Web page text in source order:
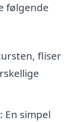
følgende
fliser
En simpel